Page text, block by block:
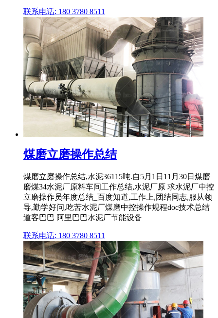
联系电话: 180 3780 8511
煤磨立磨操作总结
煤磨立磨操作总结,水泥36115吨.自5月1日11月30日煤磨
磨煤34水泥厂原料车间工作总结,水泥厂原 求水泥厂中控
立磨操作员年度总结_百度知道,工作上,团结同志,服从领
导,勤学好问,吃苦水泥厂煤磨中控操作规程doc技术总结
道客巴巴 阿里巴巴水泥厂节能设备
联系电话: 180 3780 8511